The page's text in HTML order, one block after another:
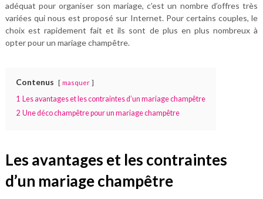
adéquat pour organiser son mariage, c’est un nombre d’offres très
variées qui nous est proposé sur Internet. Pour certains couples, le
choix est rapidement fait et ils sont de plus en plus nombreux à
opter pour un mariage champêtre.
Contenus masquer
1 Les avantages et les contraintes d’un mariage champêtre
2 Une déco champêtre pour un mariage champêtre
Les avantages et les contraintes
d’un mariage champêtre